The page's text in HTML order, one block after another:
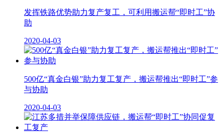
发挥铁路优势助力复产复工，可利用搬运帮“即时工”协
助
2020-04-03
500亿“真金白银”助力复工复产，搬运帮推出“即时工”参
与协助
2020-04-03